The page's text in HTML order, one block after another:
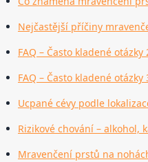
Nejčastější příčiny
FAQ – Často kladené otázky
FAQ – Často kladené otázky
Ucpané cévy podle
Rizikové chování – alkohol,
Mravenčení prstů na